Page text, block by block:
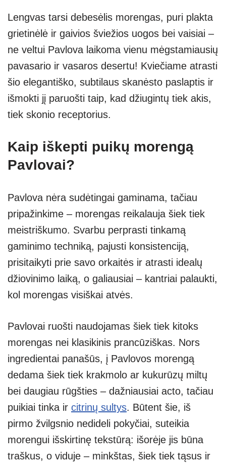
at
s
A
p
p
p
e
e
gr
a
m
er ss
e
n
g
er
ar
e
Lengvas tarsi debesėlis morengas, puri plakta
grietinėlė ir gaivios šviežios uogos bei vaisiai –
ne veltui Pavlova laikoma vienu mėgstamiausių
pavasario ir vasaros desertu! Kviečiame atrasti
šio elegantiško, subtilaus skanėsto paslaptis ir
išmokti jį paruošti taip, kad džiugintų tiek akis,
tiek skonio receptorius.
Kaip iškepti puikų morengą
Pavlovai?
Pavlova nėra sudėtingai gaminama, tačiau
pripažinkime – morengas reikalauja šiek tiek
meistriškumo. Svarbu perprasti tinkamą
gaminimo techniką, pajusti konsistenciją,
prisitaikyti prie savo orkaitės ir atrasti idealų
džiovinimo laiką, o galiausiai – kantriai palaukti,
kol morengas visiškai atvės.
Pavlovai ruošti naudojamas šiek tiek kitoks
morengas nei klasikinis prancūziškas. Nors
ingredientai panašūs, į Pavlovos morengą
dedama šiek tiek krakmolo ar kukurūzų miltų
bei daugiau rūgšties – dažniausiai acto, tačiau
puikiai tinka ir citrinų sultys. Būtent šie, iš
pirmo žvilgsnio nedideli pokyčiai, suteikia
morengui išskirtinę tekstūrą: išorėje jis būna
traškus, o viduje – minkštas, šiek tiek tąsus ir